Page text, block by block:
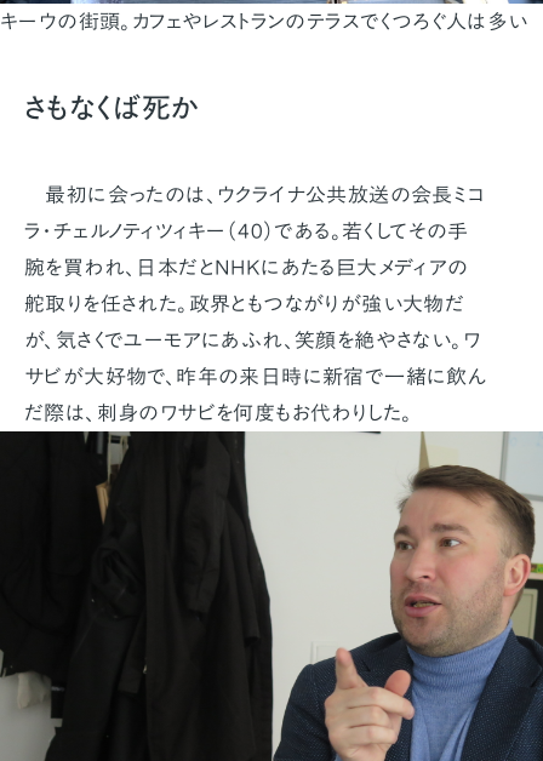
キーウの街頭。カフェやレストランのテラスでくつろぐ人は多い
さもなくば死か
最初に会ったのは、ウクライナ公共放送の会長ミコ
ラ・チェルノティツィキー（40）である。若くしてその手
腕を買われ、日本だとNHKにあたる巨大メディアの
舵取りを任された。政界ともつながりが強い大物だ
が、気さくでユーモアにあふれ、笑顔を絶やさない。ワ
サビが大好物で、昨年の来日時に新宿で一緒に飲ん
だ際は、刺身のワサビを何度もお代わりした。